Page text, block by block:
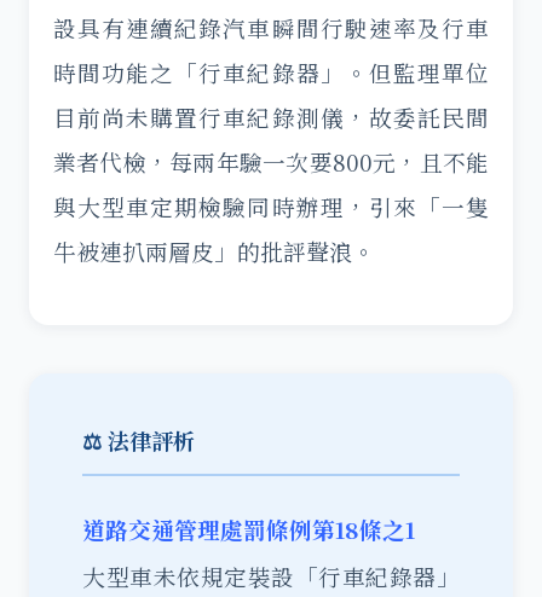
設具有連續紀錄汽車瞬間行駛速率及行車
時間功能之「行車紀錄器」。但監理單位
目前尚未購置行車紀錄測儀，故委託民間
業者代檢，每兩年驗一次要800元，且不能
與大型車定期檢驗同時辦理，引來「一隻
牛被連扒兩層皮」的批評聲浪。
⚖️ 法律評析
道路交通管理處罰條例第18條之1
大型車未依規定裝設「行車紀錄器」